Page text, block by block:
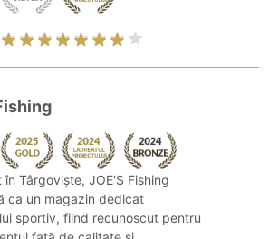
în Târgoviște, JOE'S Fishing
ca un magazin dedicat
sportiv, fiind recunoscut pentru